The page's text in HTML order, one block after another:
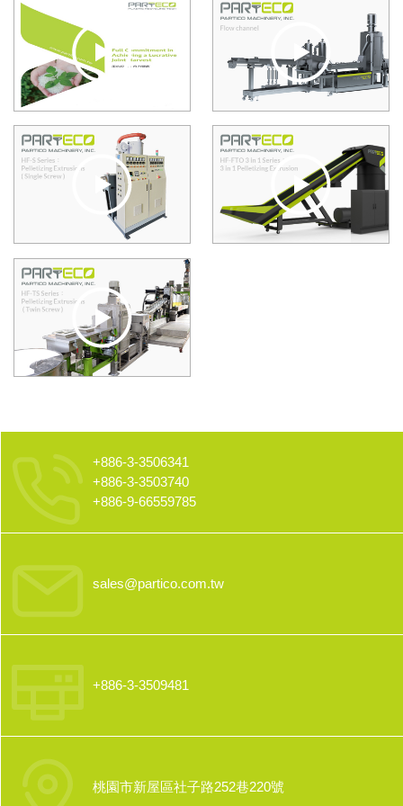
+886-3-3506341
+886-3-3503740
+886-9-66559785
sales@partico.com.tw
+886-3-3509481
桃園市新屋區社子路252巷220號